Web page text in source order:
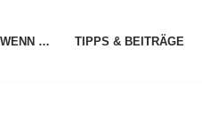
… TIPPS & BEITRÄGE